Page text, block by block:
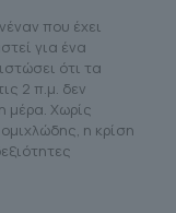
που έχει
για ένα
ότι τα
2 π.μ. δεν
μέρα. Χωρίς
η κρίση